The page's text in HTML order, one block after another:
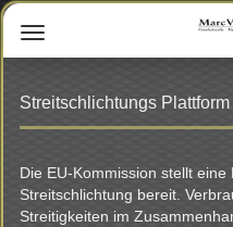
Streitschlichtungs Plattform
Die EU-Kommission stellt
Streitschlichtung bereit.
Streitigkeiten im